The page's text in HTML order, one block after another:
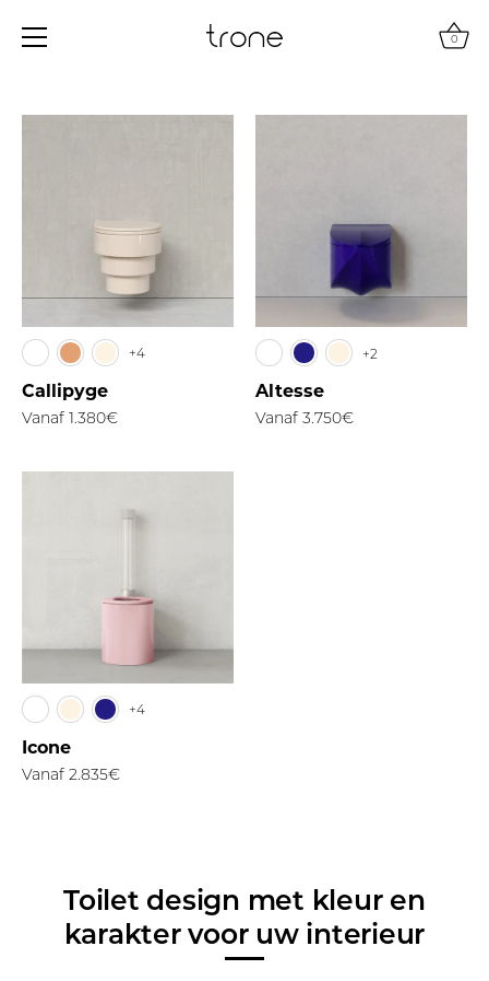
0
+4
Callipyge
Vanaf 1.380€
+4
Icone
Vanaf 2.835€
+2
Altesse
Vanaf 3.750€
Toilet design met kleur en
karakter voor uw interieur